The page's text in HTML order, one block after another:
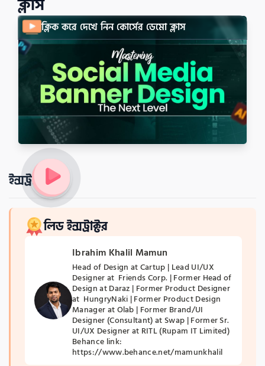
ক্লাস
ক্লিক করে দেখে নিন কোর্সের ডেমো ক্লাস
ইন্সট্রাক্টর
লিড ইন্সট্রাক্টর
Ibrahim Khalil Mamun
Head of Design at Cartup | Lead UI/UX
Designer at  Friends Corp. | Former Head of
Design at Daraz | Former Product Designer
at  HungryNaki | Former Product Design
Manager at Olab | Former Brand/UI
Designer (Consultant) at Swap | Former Sr.
UI/UX Designer at RITL (Rupam IT Limited)
Behance link:
https://www.behance.net/mamunkhalil